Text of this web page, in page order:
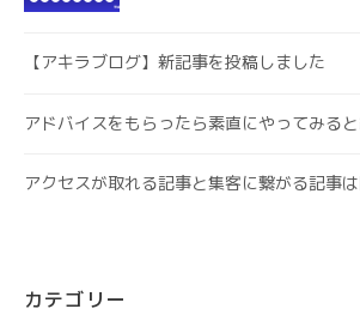
【アキラブログ】新記事を投稿しました
アドバイスをもらったら素直にやってみる
アクセスが取れる記事と集客に繋がる記事
カテゴリー